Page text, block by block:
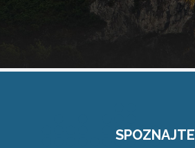
SPOZNAJTE